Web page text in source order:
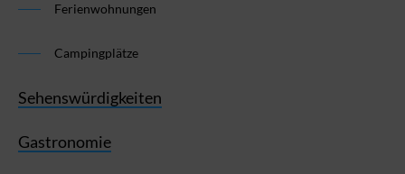
Ferienwohnungen
Campingplätze
Sehenswürdigkeiten
Gastronomie